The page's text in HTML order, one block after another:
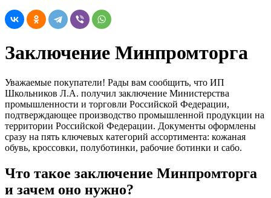
Заключение Минпромторга
Уважаемые покупатели! Рады вам сообщить, что ИП
Школьников Л.А. получил заключение Министерства
промышленности и торговли Российской Федерации,
подтверждающее производство промышленной продукции на
территории Российской Федерации. Документы оформлены
сразу на пять ключевых категорий ассортимента: кожаная
обувь, кроссовки, полуботинки, рабочие ботинки и сабо.
Что такое заключение Минпромторга
и зачем оно нужно?